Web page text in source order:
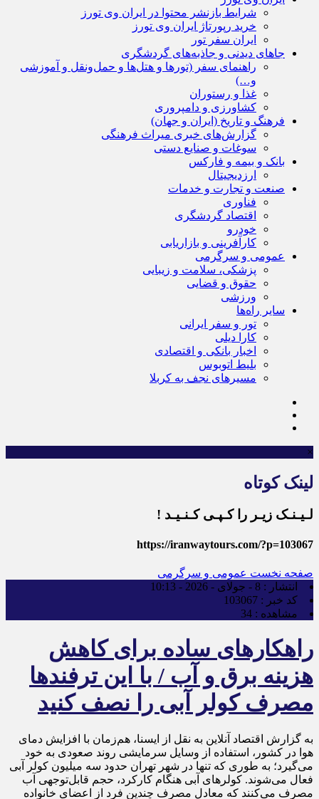
شرایط بازنشر محتوا در ایران وی تورز
خرید رپورتاژ ایران وی تورز
ایران سفر تور
جاهای دیدنی و جاذبه‌های گردشگری
راهنمای سفر (تورها و هتل‌ها و حمل‌و‌نقل و آموزشی
و…)
غذا و رستوران
کشاورزی و دامپروری
فرهنگ و تاریخ (ایران و جهان)
گزارش‌های خبری میراث فرهنگی
سوغات و صنایع دستی
بانک و بیمه و فارکس
ارزدیجیتال
صنعت و تجارت و خدمات
فناوری
اقتصاد گردشگری
خودرو
کارآفرینی و بازاریابی
عمومی و سرگرمی
پزشکی، سلامت و زیبایی
حقوق و قضایی
ورزشی
سایر راه‌ها
تور و سفر ایرانی
کارا دیلی
اخبار بانکی و اقتصادی
بلیط اتوبوس
مسیرهای نجف به کربلا
×
لینک کوتاه
لـیـنـک زیـر را کـپـی کـنـیـد !
https://iranwaytours.com/?p=103067
صفحه نخست عمومی و سرگرمی
انتشار : 8 - جولای - 2026 - 10:13
کد خبر : 103067
مشاهده : 34
راهکارهای ساده برای کاهش
هزینه برق و آب / با این ترفندها
مصرف کولر آبی را نصف کنید
به گزارش اقتصاد آنلاین به نقل از ایسنا، هم‌زمان با افزایش دمای
هوا در کشور، استفاده از وسایل سرمایشی روند صعودی به خود
می‌گیرد؛ به طوری که تنها در شهر تهران حدود سه میلیون کولر آبی
فعال می‌شوند. کولرهای آبی هنگام کارکرد، حجم قابل‌توجهی آب
مصرف می‌کنند که معادل مصرف چندین فرد از اعضای خانواده